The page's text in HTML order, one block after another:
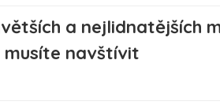
a nejlidnatějších
navštívit